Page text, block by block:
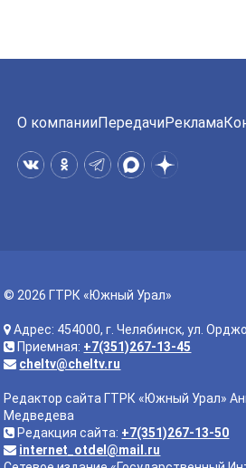
О компанииПередачиРеклама
© 2026 ГТРК «Южный Урал»
Адрес: 454000, г. Челябинск, ул.
Приемная: +7(351)267-13-45
cheltv@cheltv.ru
Редактор сайта ГТРК «Южный Урал»
Медведева
Редакция сайта: +7(351)267-13-50
internet_otdel@mail.ru